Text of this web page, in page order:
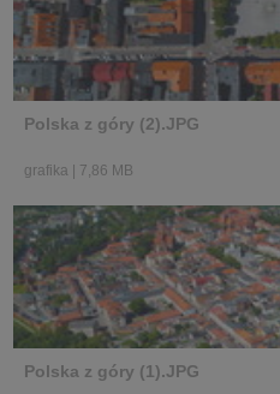
Polska z góry (2).JPG
grafika 7,86 MB
Polska z góry (1).JPG